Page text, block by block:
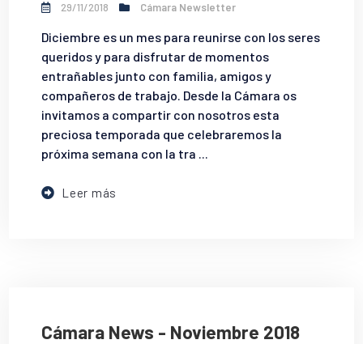
29/11/2018 Cámara Newsletter
Diciembre es un mes para reunirse con los seres
queridos y para disfrutar de momentos
entrañables junto con familia, amigos y
compañeros de trabajo. Desde la Cámara os
invitamos a compartir con nosotros esta
preciosa temporada que celebraremos la
próxima semana con la tra ...
Leer más
Cámara News - Noviembre 2018